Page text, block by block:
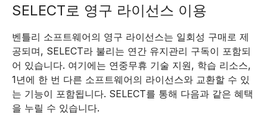
SELECT로 영구 라이선스 이용
벤틀리 소프트웨어의 영구 라이선스는 일회성 구매로 제
공되며, SELECT라 불리는 연간 유지관리 구독이 포함되
어 있습니다. 여기에는 연중무휴 기술 지원, 학습 리소스,
1년에 한 번 다른 소프트웨어의 라이선스와 교환할 수 있
는 기능이 포함됩니다. SELECT를 통해 다음과 같은 혜택
을 누릴 수 있습니다.